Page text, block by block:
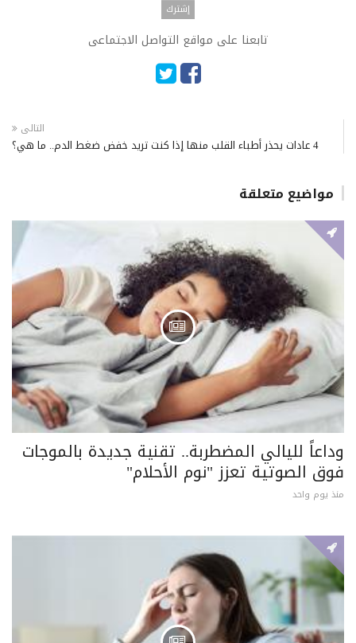
تابعنا على مواقع التواصل الاجتماعى
التالى
4 عادات يحذر أطباء القلب منها إذا كنت تريد خفض ضغط الدم.. ما هي؟
مواضيع متعلقة
وداعاً لليالي المضطربة.. تقنية جديدة بالموجات
فوق الصوتية تعزز "نوم الأحلام"
منذ يوم واحد